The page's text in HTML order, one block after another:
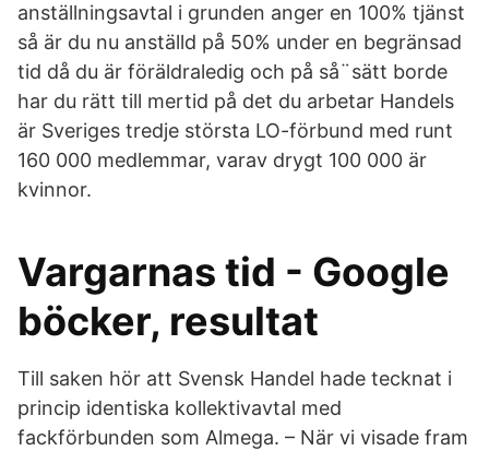
anställningsavtal i grunden anger en 100% tjänst
så är du nu anställd på 50% under en begränsad
tid då du är föräldraledig och på så¨sätt borde
har du rätt till mertid på det du arbetar Handels
är Sveriges tredje största LO-förbund med runt
160 000 medlemmar, varav drygt 100 000 är
kvinnor.
Vargarnas tid - Google
böcker, resultat
Till saken hör att Svensk Handel hade tecknat i
princip identiska kollektivavtal med
fackförbunden som Almega. – När vi visade fram